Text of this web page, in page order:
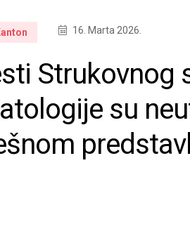
16. Marta 2026.
Strukovnog
su